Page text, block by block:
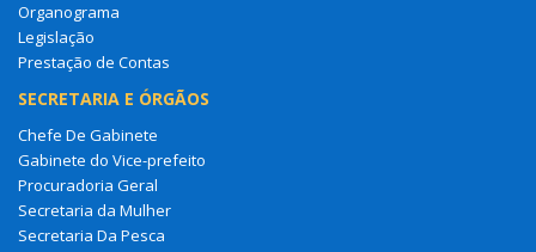
Organograma
Legislação
Prestação de Contas
SECRETARIA E ÓRGÃOS
Chefe De Gabinete
Gabinete do Vice-prefeito
Procuradoria Geral
Secretaria da Mulher
Secretaria Da Pesca